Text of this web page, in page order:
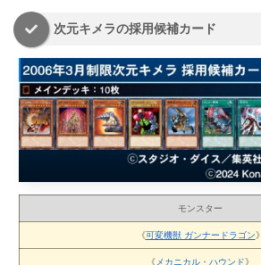
次元キメラの採用候補カード
モンスター
《可変機獣 ガンナードラゴン》
《 メカニカル・ハウンド》